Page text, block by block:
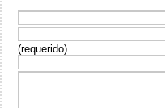
(requerido)